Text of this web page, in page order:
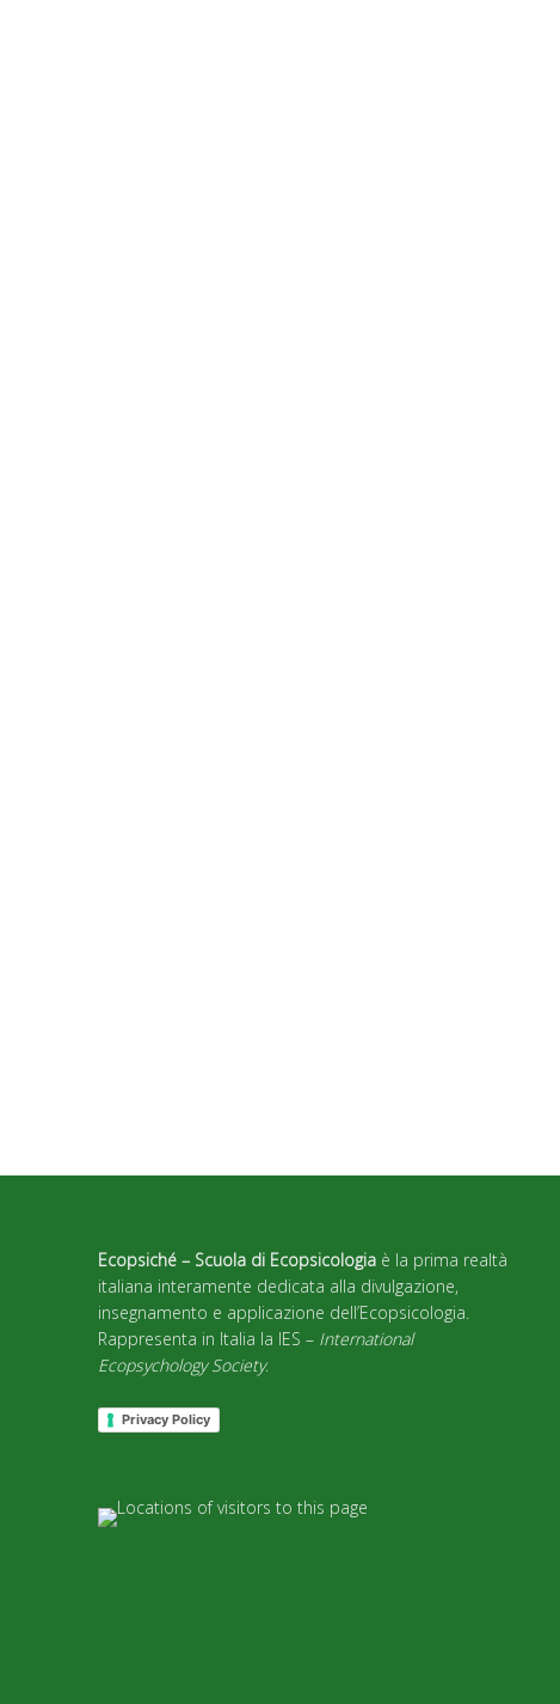
Ecopsiché – Scuola di Ecopsicologia è la prima realtà
italiana interamente dedicata alla divulgazione,
insegnamento e applicazione dell’Ecopsicologia.
Rappresenta in Italia la IES – International
Ecopsychology Society.
Privacy Policy